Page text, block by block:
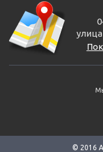
© 2016